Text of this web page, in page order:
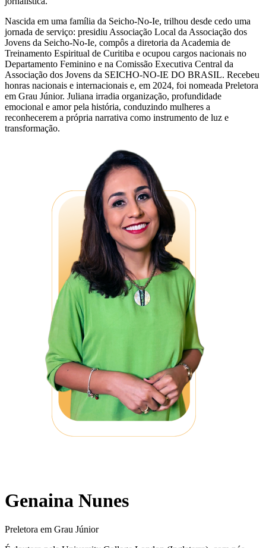
Nascida em uma família da Seicho-No-Ie, trilhou desde cedo uma
jornada de serviço: presidiu Associação Local da Associação dos
Jovens da Seicho-No-Ie, compôs a diretoria da Academia de
Treinamento Espiritual de Curitiba e ocupou cargos nacionais no
Departamento Feminino e na Comissão Executiva Central da
Associação dos Jovens da SEICHO-NO-IE DO BRASIL. Recebeu
honras nacionais e internacionais e, em 2024, foi nomeada Preletora
em Grau Júnior. Juliana irradia organização, profundidade
emocional e amor pela história, conduzindo mulheres a
reconhecerem a própria narrativa como instrumento de luz e
transformação.
Genaina Nunes
Preletora em Grau Júnior